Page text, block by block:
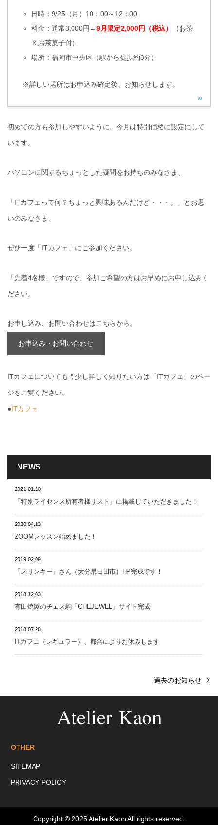
日時：9/25（月）10：00～12：00
料金：通常3,000円→9月限定2,000円（税込）
（お茶
＆お茶菓子付）
場所：福岡市中央区（駅から徒歩約3分）
※詳しい場所はお申込み確定後、お知らせします。
初めての方も参加しやすいように、今月は特別価格に設定にして
います。
パソコンに関するちょっとした疑問をお持ちのみなさま、
「ITカフェって何？ちょっと興味あるんだけど・・・。」とお思
いのみなさま、
ぜひ一度「ITカフェ」にご参加ください。
「先着4名様」ですので、参加ご希望の方はお早めにお申し込みく
ださい。
お申し込み、お問い合わせはこちらから。
お申込み・お問い合わせ
ITカフェについてもう少し詳しく知りたい方は「ITカフェ」のペー
ジをご覧ください。
●ITカフェ
NEWS
2021.01.20
「特別ライセンス所有者様リスト」に掲載していただきました！
2020.04.13
ZOOMレッスン始めました！
2019.02.09
「スリンキー」さん（大分県日田市）HP完成です！
2018.12.03
有田焼製のチェス駒「CHEJEWEL」サイト完成
2018.07.28
ITカフェ（レギュラー）、都合によりお休みします
過去のお知らせ
OTHER
SITEMAP
PRIVACY POLICY
Copyright © 2025Atelier Kaon All rights reserved.